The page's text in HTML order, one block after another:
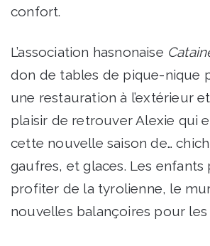
confort.
L’association hasnonaise
don de tables de pique-nique
une restauration à l’extérieur
plaisir de retrouver Alexie qui
cette nouvelle saison de…
gaufres, et glaces. Les
profiter de la tyrolienne, le mur
nouvelles balançoires pour les